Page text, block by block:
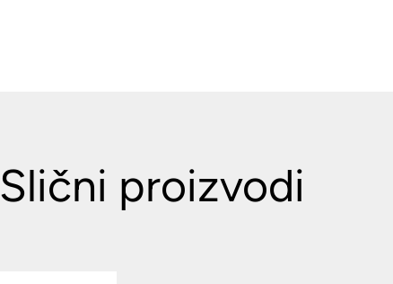
Slični proizvodi